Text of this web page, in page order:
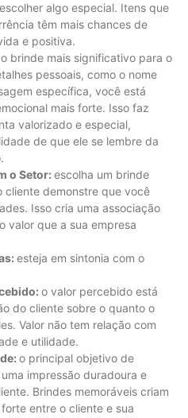
algo especial. Itens que
têm mais chances de
e positiva.
brinde mais significativo para o
pessoais, como o nome
específica, você está
mais forte. Isso faz
valorizado e especial,
de que ele se lembre da
o Setor: escolha um brinde
cliente demonstre que você
Isso cria uma associação
valor que a sua empresa
esteja em sintonia com o
o valor percebido está
do cliente sobre o quanto o
Valor não tem relação com
e utilidade.
o principal objetivo de
impressão duradoura e
Brindes memoráveis ​​criam
entre o cliente e sua